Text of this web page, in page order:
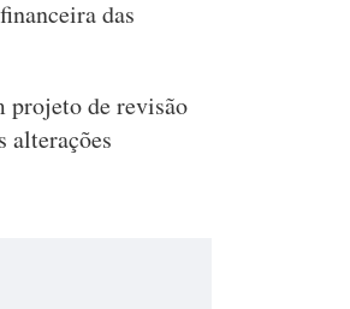
das
projeto de revisão
alterações